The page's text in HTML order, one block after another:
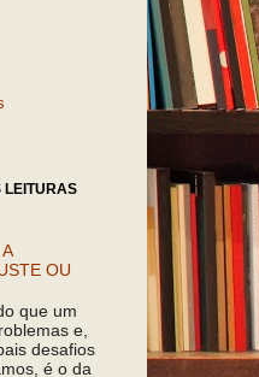
LEITURAS
OU
que um
e,
desafios
é o da